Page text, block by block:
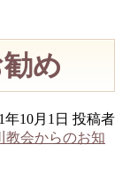
め
10月1日 投稿者
教会からのお知